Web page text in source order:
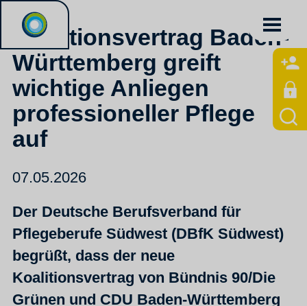
Koalitionsvertrag Baden-
Württemberg greift
wichtige Anliegen
professioneller Pflege
auf
07.05.2026
Der Deutsche Berufsverband für
Pflegeberufe Südwest (DBfK Südwest)
begrüßt, dass der neue
Koalitionsvertrag von Bündnis 90/Die
Grünen und CDU Baden-Württemberg